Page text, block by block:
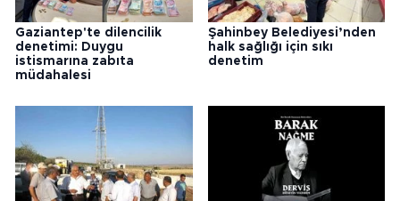
Gaziantep'te dilencilik
denetimi: Duygu
istismarına zabıta
müdahalesi
Şahinbey Belediyesi’nden
halk sağlığı için sıkı
denetim